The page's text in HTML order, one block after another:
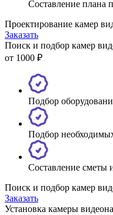
Составление плана
Проектирование камер
Заказать
Поиск и подбор камер
от 1000 ₽
Подбор
Подбор
Составление сметы
Поиск и подбор камер
Заказать
Установка камеры